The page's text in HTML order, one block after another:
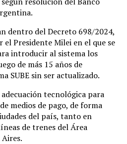
dentro del Decreto 698/2024,
Presidente Milei en el que se
introducir al sistema los
de más 15 años de
SUBE sin ser actualizado.
tecnológica para
medios de pago, de forma
del país, tanto en
de trenes del Área